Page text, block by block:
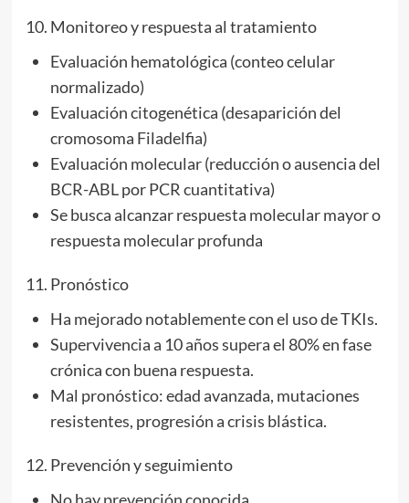
10. Monitoreo y respuesta al tratamiento
Evaluación hematológica (conteo celular
normalizado)
Evaluación citogenética (desaparición del
cromosoma Filadelfia)
Evaluación molecular (reducción o ausencia del
BCR-ABL por PCR cuantitativa)
Se busca alcanzar respuesta molecular mayor o
respuesta molecular profunda
11. Pronóstico
Ha mejorado notablemente con el uso de TKIs.
Supervivencia a 10 años supera el 80% en fase
crónica con buena respuesta.
Mal pronóstico: edad avanzada, mutaciones
resistentes, progresión a crisis blástica.
12. Prevención y seguimiento